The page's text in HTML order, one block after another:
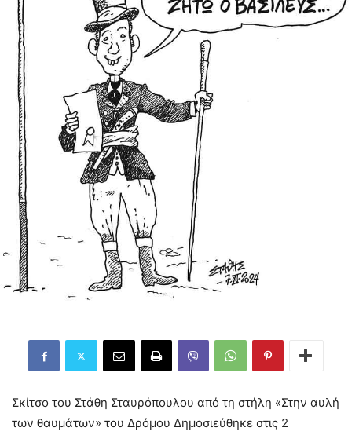
Σκίτσο του Στάθη Σταυρόπουλου από τη στήλη «Στην αυλή
των θαυμάτων» του Δρόμου Δημοσιεύθηκε στις 2